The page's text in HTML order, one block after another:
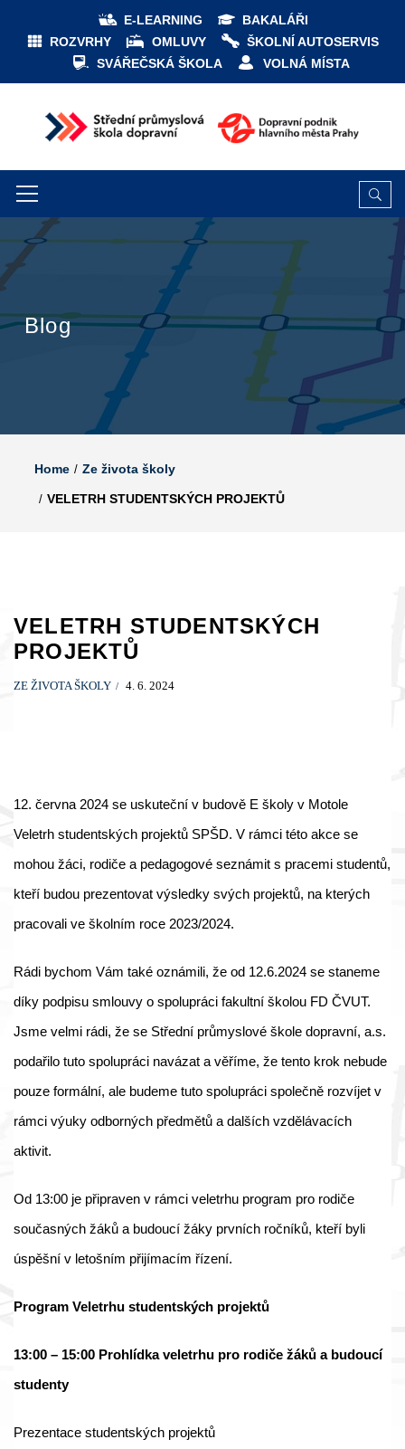
E-LEARNING
BAKALÁŘI
ROZVRHY
OMLUVY
ŠKOLNÍ AUTOSERVIS
SVÁŘEČSKÁ ŠKOLA
VOLNÁ MÍSTA
Blog
Home Ze života školy
VELETRH STUDENTSKÝCH PROJEKTŮ
VELETRH STUDENTSKÝCH
PROJEKTŮ
ZE ŽIVOTA ŠKOLY 4. 6. 2024
12. června 2024 se uskuteční v budově E školy v Motole
Veletrh studentských projektů SPŠD. V rámci této akce se
mohou žáci, rodiče a pedagogové seznámit s pracemi studentů,
kteří budou prezentovat výsledky svých projektů, na kterých
pracovali ve školním roce 2023/2024.
Rádi bychom Vám také oznámili, že od 12.6.2024 se staneme
díky podpisu smlouvy o spolupráci fakultní školou FD ČVUT.
Jsme velmi rádi, že se Střední průmyslové škole dopravní, a.s.
podařilo tuto spolupráci navázat a věříme, že tento krok nebude
pouze formální, ale budeme tuto spolupráci společně rozvíjet v
rámci výuky odborných předmětů a dalších vzdělávacích
aktivit.
Od 13:00 je připraven v rámci veletrhu program pro rodiče
současných žáků a budoucí žáky prvních ročníků, kteří byli
úspěšní v letošním přijímacím řízení.
Program Veletrhu studentských projektů
13:00 – 15:00 Prohlídka veletrhu pro rodiče žáků a budoucí
studenty
Prezentace studentských projektů